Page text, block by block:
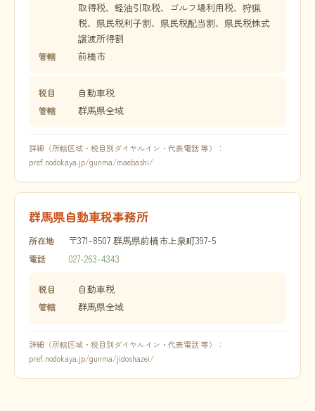
取得税、軽油引取税、ゴルフ場利用税、狩猟
税、県民税利子割、県民税配当割、県民税株式
譲渡所得割
管轄 前橋市
税目 自動車税
管轄 群馬県全域
詳細（所轄区域・税目別ダイヤルイン・代表電話 等）：
pref.nodokaya.jp/gunma/maebashi/
群馬県自動車税事務所
所在地 〒371-8507 群馬県前橋市上泉町397-5
電話 027-263-4343
税目 自動車税
管轄 群馬県全域
詳細（所轄区域・税目別ダイヤルイン・代表電話 等）：
pref.nodokaya.jp/gunma/jidoshazei/